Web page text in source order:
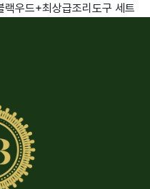
우드+최상급조리도구 세트